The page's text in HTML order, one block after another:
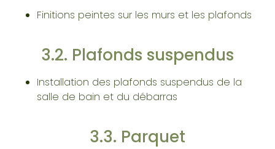
Finitions peintes sur les murs et les plafonds
3.2. Plafonds suspendus
Installation des plafonds suspendus de la
salle de bain et du débarras
3.3. Parquet